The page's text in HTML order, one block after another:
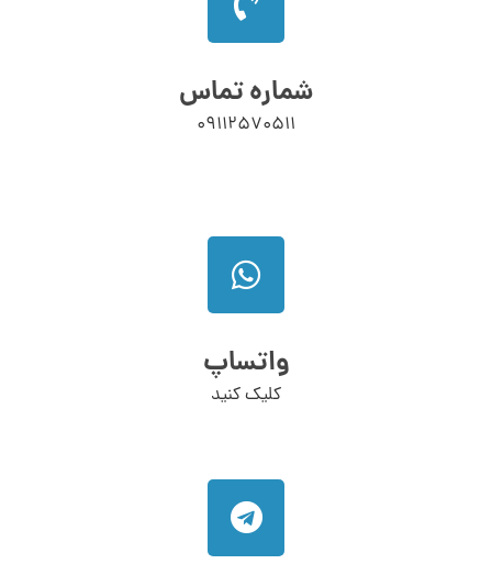
شماره تماس
09112570511
واتساپ
کلیک کنید